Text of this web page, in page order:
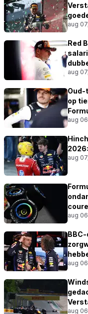
aug
Red
aug
Oud-
op
aug
aug
aug
aug
aug